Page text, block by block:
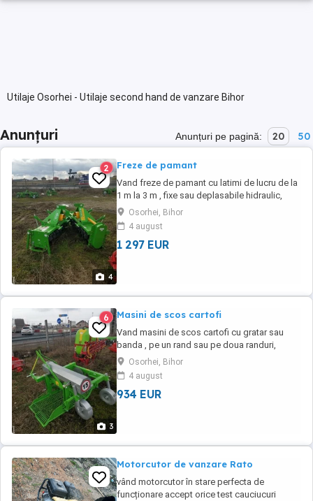
Utilaje Osorhei - Utilaje second hand de vanzare Bihor
Anunțuri Anunțuri pe pagină: 20 50
4
2 Freze de pamant
Vand freze de pamant cu latimi de lucru de la
1 m la 3 m , fixe sau deplasabile hidraulic,
preturi bune incepand de la 6.800 lei, garantie
12 luni
Osorhei, Bihor
4 august
1 297 EUR
3
6 Masini de scos cartofi
Vand masini de scos cartofi cu gratar sau
banda , pe un rand sau pe doua randuri,
preturi bune incepand de la 4.900 lei, garantie
12 luni
Osorhei, Bihor
4 august
934 EUR
Motorcutor de vanzare Rato
vând motorcutor în stare perfecta de
funcționare accept orice test cauciucuri